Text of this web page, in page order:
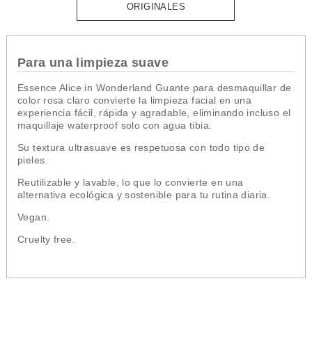
ORIGINALES
Para una limpieza suave
Essence Alice in Wonderland Guante para desmaquillar de
color rosa claro convierte la limpieza facial en una
experiencia fácil, rápida y agradable, eliminando incluso el
maquillaje waterproof solo con agua tibia.
Su textura ultrasuave es respetuosa con todo tipo de
pieles.
Reutilizable y lavable, lo que lo convierte en una
alternativa ecológica y sostenible para tu rutina diaria.
Vegan.
Cruelty free.